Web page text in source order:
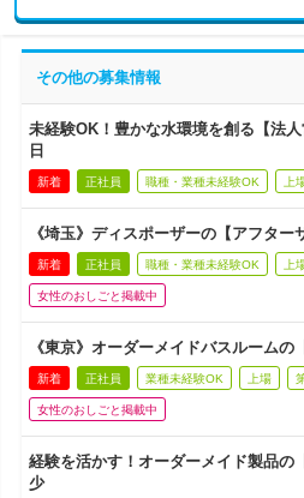
その他の募集情報
未経験OK！豊かな水環境を創る【法
日
新着 正社員 職種・業種未経験OK 上
《埼玉》ディスポーザーの【アフタ
新着 正社員 職種・業種未経験OK 上
女性のおしごと掲載中
《東京》オーダーメイドバスルーム
新着 正社員 業種未経験OK 上場
女性のおしごと掲載中
経験を活かす！オーダーメイド製品の
少